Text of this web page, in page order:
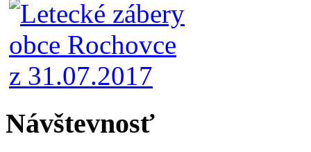
Návštevnosť